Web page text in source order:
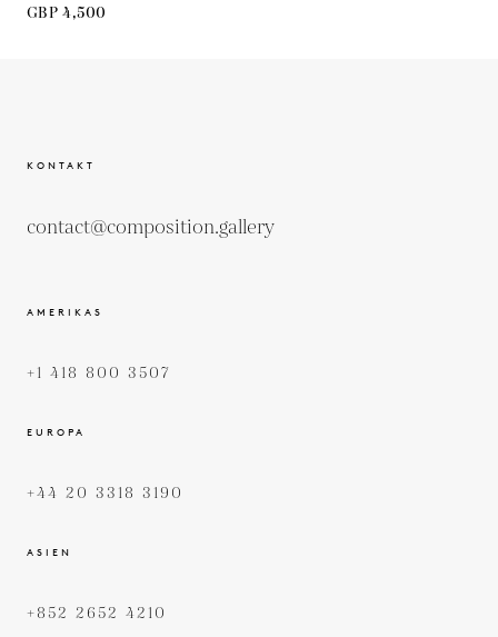
GBP 4,500
KONTAKT
contact@composition.gallery
AMERIKAS
+1 418 800 3507
EUROPA
+44 20 3318 3190
ASIEN
+852 2652 4210